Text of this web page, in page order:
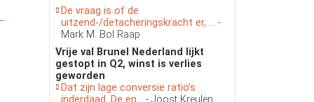
De vraag is of de
uitzend-/detacheringskracht er, ... -
Mark M. Bol Raap
Vrije val Brunel Nederland lijkt
gestopt in Q2, winst is verlies
geworden
Dat zijn lage conversie ratio’s
inderdaad. De en... - Joost Kreulen